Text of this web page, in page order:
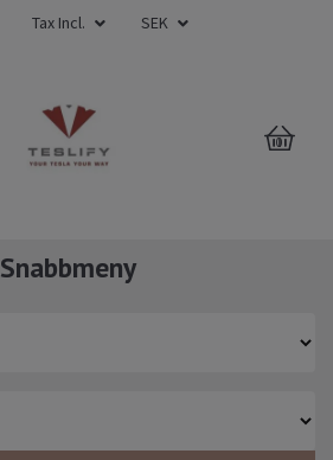
Tax Incl. SEK
0
Snabbmeny